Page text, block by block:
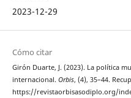
2023-12-29
Cómo citar
Girón Duarte, J. (2023). La política
internacional. Orbis, (4), 35–44.
https://revistaorbisasodiplo.org/